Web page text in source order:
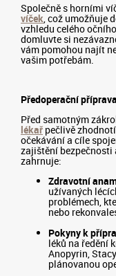
Společně s horními
víček, což umožňuje
vzhledu celého
domluvte si
vám pomohou najít
vašim potřebám.
Předoperační příprava
Před samotným
lékař pečlivě
očekávání a cíle
zajištění
zahrnuje:
Zdravotní
užívaných
problémech,
nebo
Pokyny k
léků na ředění
Anopyrin,
plánovanou